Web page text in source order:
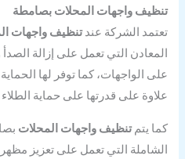
تنظيف واجهات المحلات بصامطة
تعتمد الشركة عندتنظيف واجهات
المعادن التي تعمل على إزالة
على الواجهات، كما توفر لها
علاوة على قدرتها على حماية
كما يتمتنظيف واجهات المحلات
الشاملة التي تعمل على تعزيز مظهر